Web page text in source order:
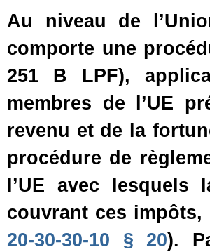
Au niveau de
comporte une
251 B LPF),
membres de l’UE
revenu et de la
procédure de
l’UE avec
couvrant ces
20-30-30-10 § 20).